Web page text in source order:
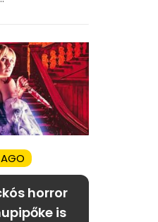
horror
is